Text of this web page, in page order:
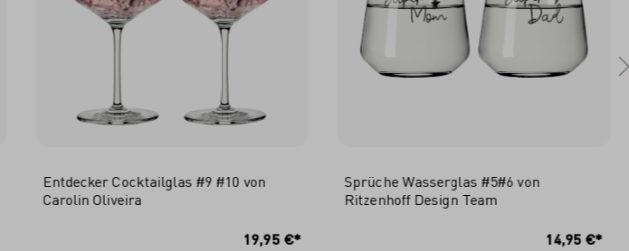
Entdecker Cocktailglas #9 #10 von
Carolin Oliveira
19,95 €*
Sprüche Wasserglas #5#6 von
Ritzenhoff Design Team
14,95 €*